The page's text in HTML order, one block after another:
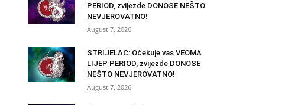
PERIOD, zvijezde DONOSE NEŠTO
NEVJEROVATNO!
August 7, 2026
STRIJELAC: Očekuje vas VEOMA
LIJEP PERIOD, zvijezde DONOSE
NEŠTO NEVJEROVATNO!
August 7, 2026